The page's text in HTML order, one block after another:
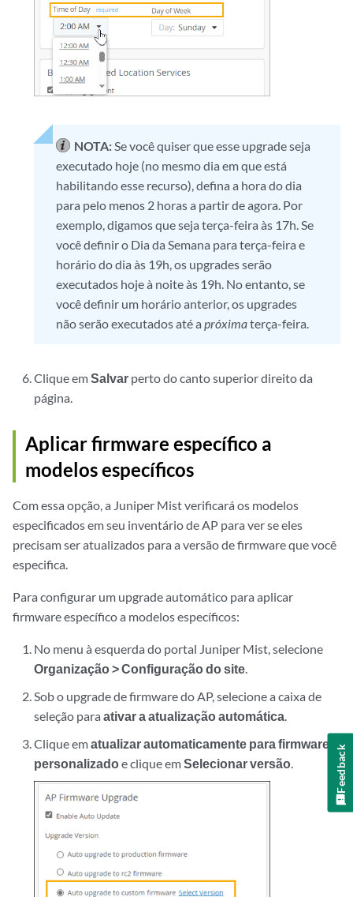
NOTA:Se você quiser que esse upgrade seja
executado hoje (no mesmo dia em que está
habilitando esse recurso), defina a hora do dia
para pelo menos 2 horas a partir de agora. Por
exemplo, digamos que seja terça-feira às 17h. Se
você definir o Dia da Semana para terça-feira e
horário do dia às 19h, os upgrades serão
executados hoje à noite às 19h. No entanto, se
você definir um horário anterior, os upgrades
não serão executados até apróximaterça-feira.
Clique emSalvar perto do canto superior direito da
página.
Aplicar firmware específico a
modelos específicos
Com essa opção, a Juniper Mist verificará os modelos
especificados em seu inventário de AP para ver se eles
precisam ser atualizados para a versão de firmware que você
especifica.
Para configurar um upgrade automático para aplicar
firmware específico a modelos específicos:
No menu à esquerda do portal Juniper Mist, selecione
Organização > Configuração do site.
Sob o upgrade de firmware do AP, selecione a caixa de
seleção paraativar a atualização automática.
Clique ematualizar automaticamente para firmware
personalizadoe clique emSelecionar versão. Feedback